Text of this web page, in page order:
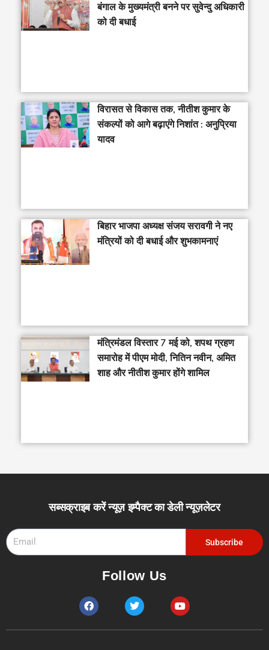
बंगाल के मुख्यमंत्री बनने पर सुवेन्दु अधिकारी
को दी बधाई
विरासत से विकास तक, नीतीश कुमार के
संकल्पों को आगे बढ़ाएंगे निशांत : अनुप्रिया
यादव
बिहार भाजपा अध्यक्ष संजय सरावगी ने नए
मंत्रियों को दी बधाई और शुभकामनाएं
मंत्रिमंडल विस्तार 7 मई को, शपथ ग्रहण
समारोह में पीएम मोदी, नितिन नवीन, अमित
शाह और नीतीश कुमार होंगे शामिल
सब्सक्राइब करें न्यूज़ इम्पैक्ट का डेली न्यूज़लेटर
Subscribe
Follow Us
F
a
e
T
w
t
Y
o
t